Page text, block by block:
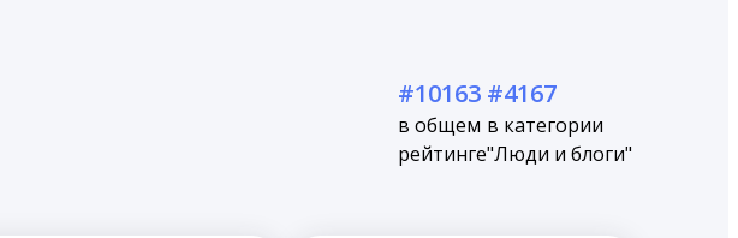
#10163
в общем
рейтинге
#4167
в категории
"Люди и блоги"